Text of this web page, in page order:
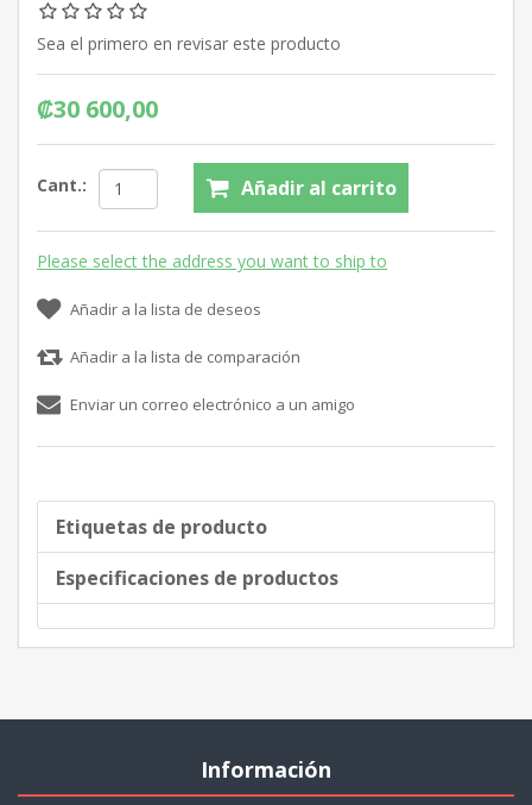
Sea el primero en revisar este producto
₡30 600,00
Cant.: Añadir al carrito
Please select the address you want to ship to
Añadir a la lista de deseos
Añadir a la lista de comparación
Enviar un correo electrónico a un amigo
Etiquetas de producto
Especificaciones de productos
Información